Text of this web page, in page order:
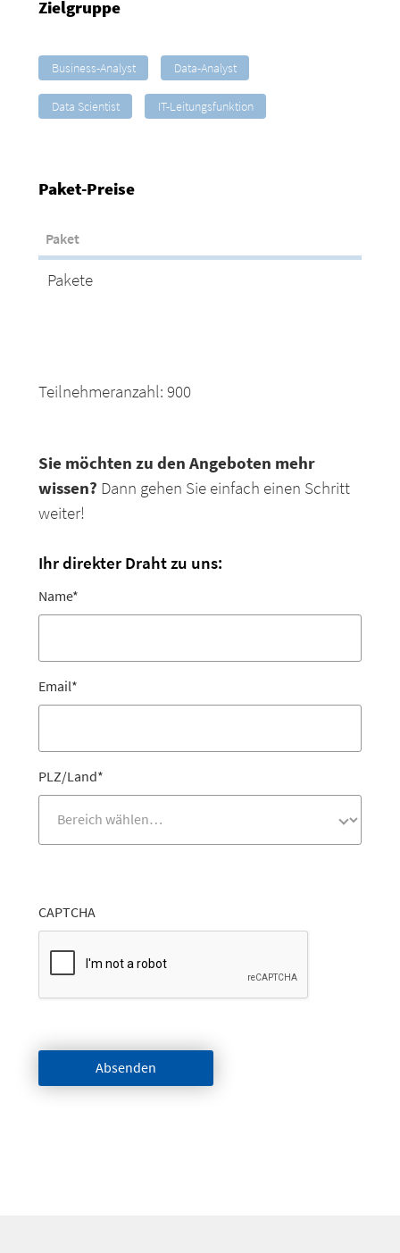
Zielgruppe
Business-Analyst Data-Analyst
Data Scientist IT-Leitungsfunktion
Paket-Preise
Paket
Pakete
Teilnehmeranzahl: 900
Sie möchten zu den Angeboten mehr
wissen? Dann gehen Sie einfach einen Schritt
weiter!
Ihr direkter Draht zu uns:
Name*
Email*
PLZ/Land*
CAPTCHA
Absenden